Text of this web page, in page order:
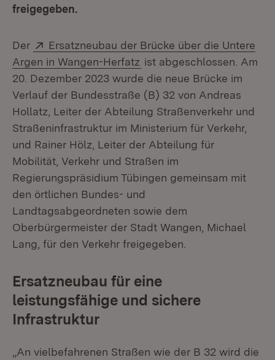
freigegeben.
Der Extern:
Ersatzneubau der Brücke über die Untere
Argen in Wangen-Herfatz (Öffnet in neuem Fenster)
ist abgeschlossen. Am
20. Dezember 2023 wurde die neue Brücke im
Verlauf der Bundesstraße (B) 32 von Andreas
Hollatz, Leiter der Abteilung Straßenverkehr und
Straßeninfrastruktur im Ministerium für Verkehr,
und Rainer Hölz, Leiter der Abteilung für
Mobilität, Verkehr und Straßen im
Regierungspräsidium Tübingen gemeinsam mit
den örtlichen Bundes- und
Landtagsabgeordneten sowie dem
Oberbürgermeister der Stadt Wangen, Michael
Lang, für den Verkehr freigegeben.
Ersatzneubau für eine
leistungsfähige und sichere
Infrastruktur
„An vielbefahrenen Straßen wie der B 32 wird die